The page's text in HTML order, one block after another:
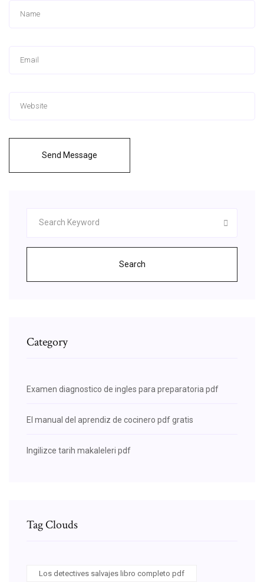
Send Message
Search
Category
Examen diagnostico de ingles para preparatoria pdf
El manual del aprendiz de cocinero pdf gratis
Ingilizce tarih makaleleri pdf
Tag Clouds
Los detectives salvajes libro completo pdf